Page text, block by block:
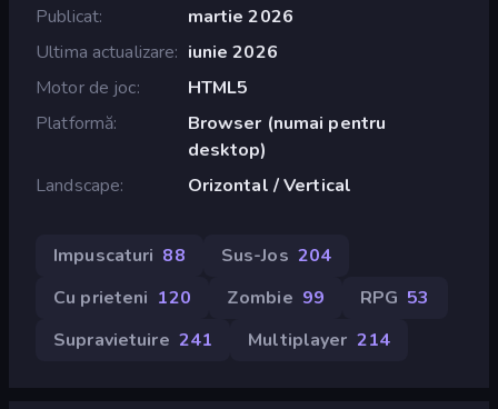
Publicat
martie 2026
Ultima actualizare
iunie 2026
Motor de joc
HTML5
Platformă
Browser (numai pentru
desktop)
Landscape
Orizontal / Vertical
Impuscaturi 88 Sus-Jos 204
Cu prieteni 120 Zombie 99 RPG 53
Supravietuire 241 Multiplayer 214